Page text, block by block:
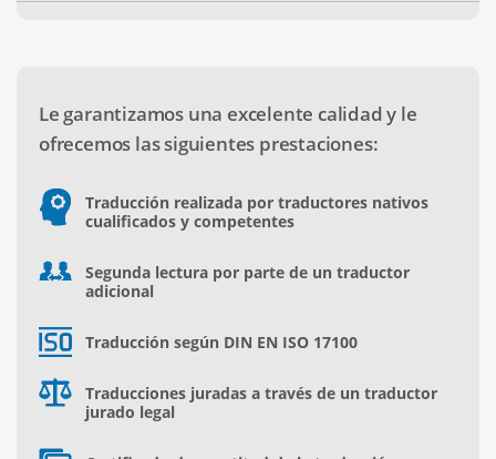
Le garantizamos una excelente calidad y le
ofrecemos las siguientes prestaciones:
Traducción realizada por traductores nativos
cualificados y competentes
Segunda lectura por parte de un traductor
adicional
Traducción según DIN EN ISO 17100
Traducciones juradas a través de un traductor
jurado legal